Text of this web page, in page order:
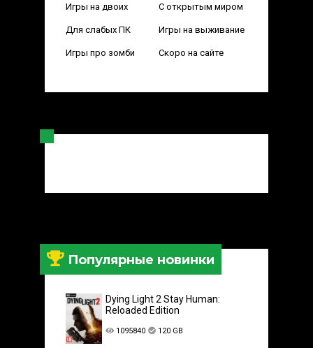
Игры на двоих С открытым миром
Для слабых ПК Игры на выживание
Игры про зомби Скоро на сайте
Популярные новинки
Dying Light 2 Stay Human:
Reloaded Edition
1095840 120 GB